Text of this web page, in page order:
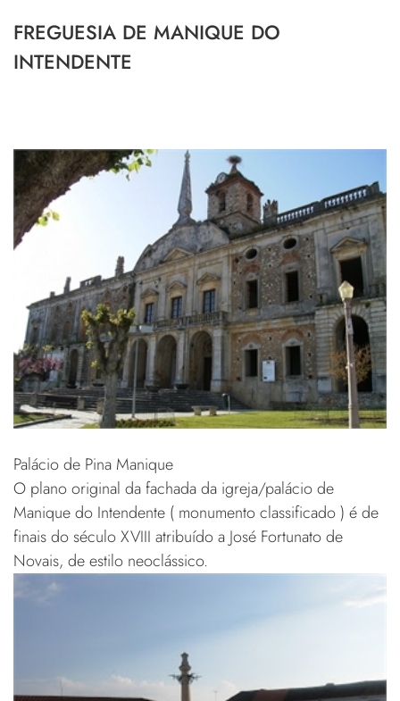
FREGUESIA DE MANIQUE DO
INTENDENTE
Palácio de Pina Manique
O plano original da fachada da igreja/palácio de
Manique do Intendente ( monumento classificado ) é de
finais do século XVIII atribuído a José Fortunato de
Novais, de estilo neoclássico.